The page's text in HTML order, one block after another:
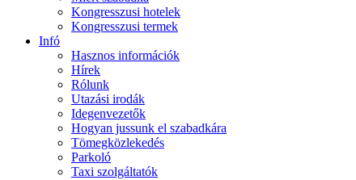
Kongresszusi hotelek
Kongresszusi termek
Infó
Hasznos információk
Hírek
Rólunk
Utazási irodák
Idegenvezetők
Hogyan jussunk el szabadkára
Tömegközlekedés
Parkoló
Taxi szolgáltatók